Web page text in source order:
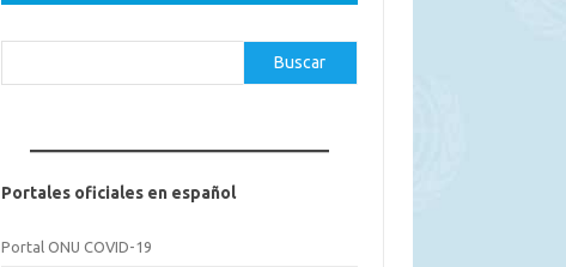
Buscar
Portales oficiales en español
Portal ONU COVID-19